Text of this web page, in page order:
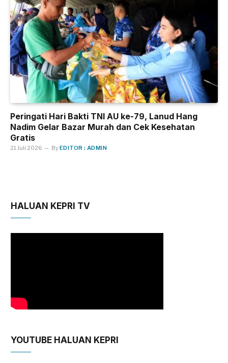
Peringati Hari Bakti TNI AU ke-79, Lanud Hang
Nadim Gelar Bazar Murah dan Cek Kesehatan
Gratis
21 Juli 2026 ByEDITOR : ADMIN
HALUAN KEPRI TV
YOUTUBE HALUAN KEPRI